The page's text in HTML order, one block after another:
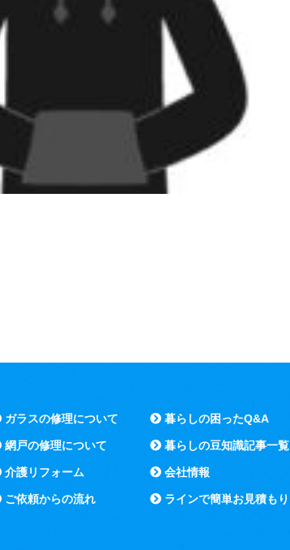
ガラスの修理について
網戸の修理について
介護リフォーム
ご依頼からの流れ
暮らしの困ったQ&A
暮らしの豆知識記事一覧
会社情報
ラインで簡単お見積もり